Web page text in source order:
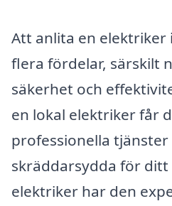
Att anlita en elektriker
flera fördelar, särskilt
säkerhet och
en lokal elektriker får
professionella tjänster
skräddarsydda för ditt
elektriker har den